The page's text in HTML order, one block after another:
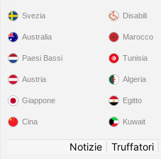
Svezia Disabili
Australia
Paesi Bassi
Austria
Giappone
Cina
Marocco
Tunisia
Algeria
Egitto
Kuwait
Notizie| Truffatori|